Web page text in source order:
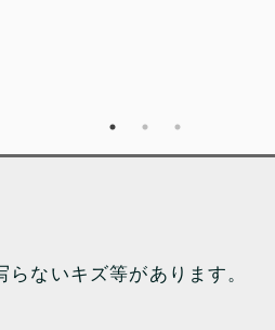
ないキズ等があります。